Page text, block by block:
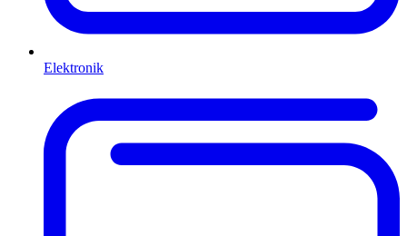
Elektronik